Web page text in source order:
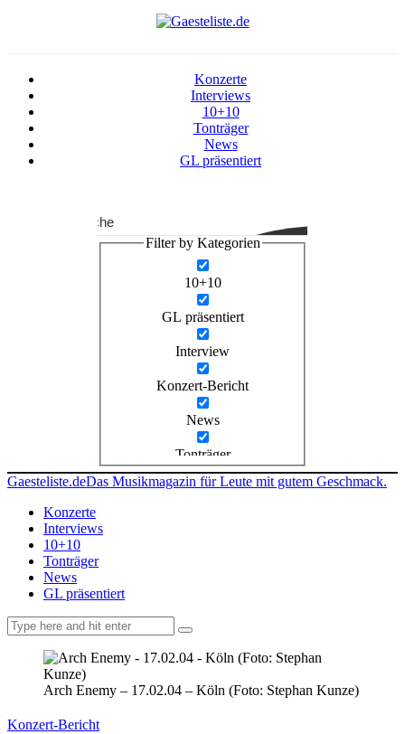
Konzerte
Interviews
10+10
Tonträger
News
GL präsentiert
Suche
Filter by Kategorien
10+10
GL präsentiert
Interview
Konzert-Bericht
News
Tonträger
Gaesteliste.deDas Musikmagazin für Leute mit gutem Geschmack.
Konzerte
Interviews
10+10
Tonträger
News
GL präsentiert
Arch Enemy – 17.02.04 – Köln (Foto: Stephan Kunze)
Konzert-Bericht